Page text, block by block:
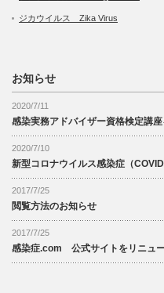
ジカウイルス Zika Virus
お知らせ
2020/7/11
感染実務アドバイザー資格検定講
2020/7/10
新型コロナウイルス感染症（
2017/7/25
閲覧方法のお知らせ
2017/7/25
感染症.com 公式サイトをリニュー